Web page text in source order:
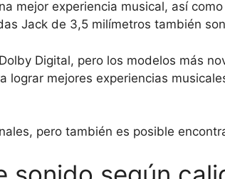
mejor experiencia musical, así
Jack de 3,5 milímetros también
Digital, pero los modelos más
lograr mejores experiencias
pero también es posible